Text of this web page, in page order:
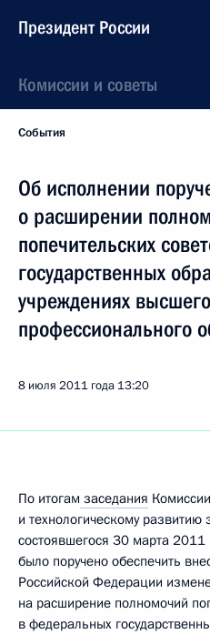
Президент России
Комиссии и советы
События
Об исполнении
о расширении
попечительских
государственных
учреждениях высшего
профессионального
8 июля 2011 года 13:20
По итогам заседания
и технологическому развитию
состоявшегося 30 марта 2011
было поручено обеспечить
Российской Федерации
на расширение полномочий
в федеральных